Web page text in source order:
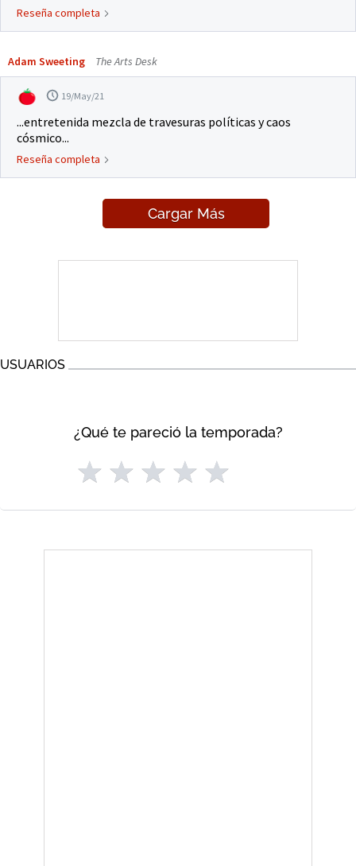
Reseña completa
Adam Sweeting The Arts Desk
19/May/21
...entretenida mezcla de travesuras políticas y caos
cósmico...
Reseña completa
Cargar Más
USUARIOS
¿Qué te pareció la temporada?